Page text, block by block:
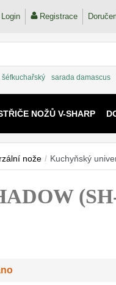
Login Registrace
sarada damascus
NOŽŮ V-SHARP
nože / Kuchyňský